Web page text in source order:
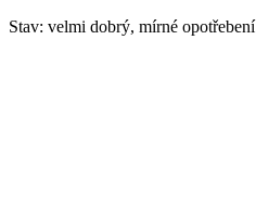
Stav: velmi dobrý, mírné opotřebení